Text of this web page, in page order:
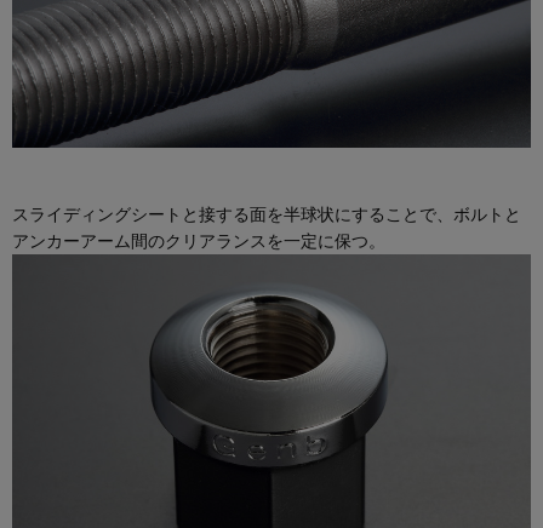
スライディングシートと接する面を半球状にすることで、ボルトと
アンカーアーム間のクリアランスを一定に保つ。